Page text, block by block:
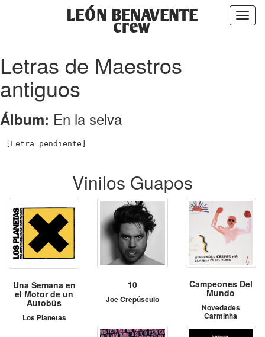
LEÓN BENAVENTE
crew
Letras de Maestros
antiguos
Álbum: En la selva
Vinilos Guapos
Una Semana en
el Motor de un
Autobús
Los Planetas
10
Joe Crepúsculo
Campeones Del
Mundo
Novedades
Carminha